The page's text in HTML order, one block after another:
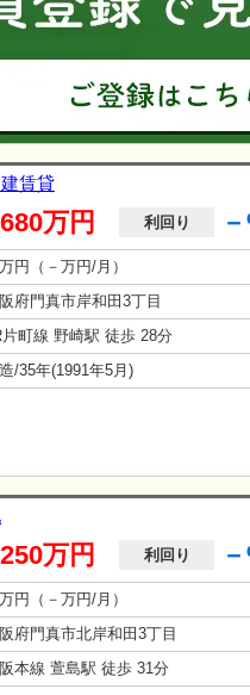
賃貸
万円 利回り
円（－万円/月）
府門真市岸和田3丁目
町線 野崎駅 徒歩 28分
/35年(1991年5月)
万円 利回り
円（－万円/月）
府門真市北岸和田3丁目
本線 萱島駅 徒歩 31分